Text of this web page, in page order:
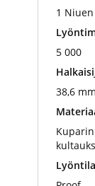
1
5 000
38,6 mm